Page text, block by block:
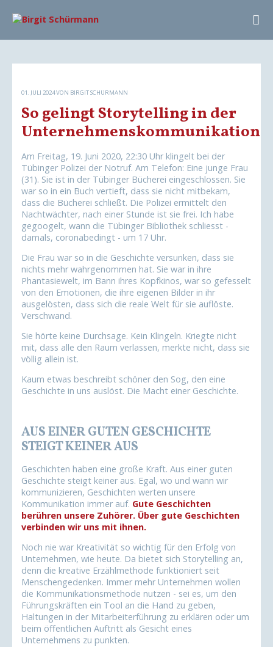
01. JULI 2024VON BIRGIT SCHÜRMANN
So gelingt Storytelling in der
Unternehmenskommunikation
Am Freitag, 19. Juni 2020, 22:30 Uhr klingelt bei der
Tübinger Polizei der Notruf. Am Telefon: Eine junge Frau
(31). Sie ist in der Tübinger Bücherei eingeschlossen. Sie
war so in ein Buch vertieft, dass sie nicht mitbekam,
dass die Bücherei schließt. Die Polizei ermittelt den
Nachtwächter, nach einer Stunde ist sie frei. Ich habe
gegoogelt, wann die Tübinger Bibliothek schliesst -
damals, coronabedingt - um 17 Uhr.
Die Frau war so in die Geschichte versunken, dass sie
nichts mehr wahrgenommen hat. Sie war in ihre
Phantasiewelt, im Bann ihres Kopfkinos, war so gefesselt
von den Emotionen, die ihre eigenen Bilder in ihr
ausgelösten, dass sich die reale Welt für sie auflöste.
Verschwand.
Sie hörte keine Durchsage. Kein Klingeln. Kriegte nicht
mit, dass alle den Raum verlassen, merkte nicht, dass sie
völlig allein ist.
Kaum etwas beschreibt schöner den Sog, den eine
Geschichte in uns auslöst. Die Macht einer Geschichte.
AUS EINER GUTEN GESCHICHTE
STEIGT KEINER AUS
Geschichten haben eine große Kraft. Aus einer guten
Geschichte steigt keiner aus. Egal, wo und wann wir
kommunizieren, Geschichten werten unsere
Kommunikation immer auf. Gute Geschichten
berühren unsere Zuhörer. Über gute Geschichten
verbinden wir uns mit ihnen.
Noch nie war Kreativität so wichtig für den Erfolg von
Unternehmen, wie heute. Da bietet sich Storytelling an,
denn die kreative Erzählmethode funktioniert seit
Menschengedenken. Immer mehr Unternehmen wollen
die Kommunikationsmethode nutzen - sei es, um den
Führungskräften ein Tool an die Hand zu geben,
Haltungen in der Mitarbeiterführung zu erklären oder um
beim öffentlichen Auftritt als Gesicht eines
Unternehmens zu punkten.